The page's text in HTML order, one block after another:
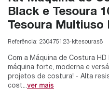
Black e Tesoura
Tesoura Multiuso
Referência: 230475123-kitesouras8
Com a Máquina de Costura HD
máquina forte, moderna e
projetos de costura! - Alta
cost...ver mais
5
º
s0105
facilita pro 4432
7º
máquina
9º
maquina costura